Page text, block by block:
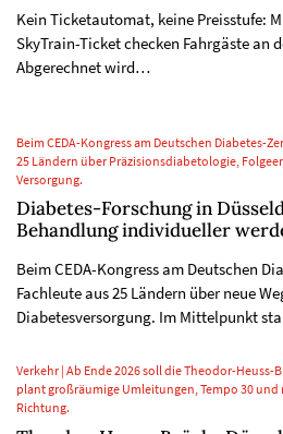
Kein Ticketautomat, keine Preisstufe:
SkyTrain-Ticket checken Fahrgäste an
Abgerechnet wird…
Beim CEDA-Kongress am Deutschen Diabetes-
25 Ländern über Präzisionsdiabetologie,
Versorgung.
Diabetes-Forschung in
Behandlung individueller
Beim CEDA-Kongress am Deutschen
Fachleute aus 25 Ländern über neue
Diabetesversorgung. Im Mittelpunkt
Verkehr | Ab Ende 2026 soll die Theodor-
plant großräumige Umleitungen, Tempo 30 und
Richtung.